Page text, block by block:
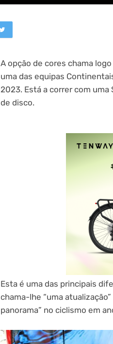
A opção de cores chama
uma das equipas
2023. Está a correr com
de disco.
Esta é uma das principais
chama-lhe “uma
panorama” no ciclismo em